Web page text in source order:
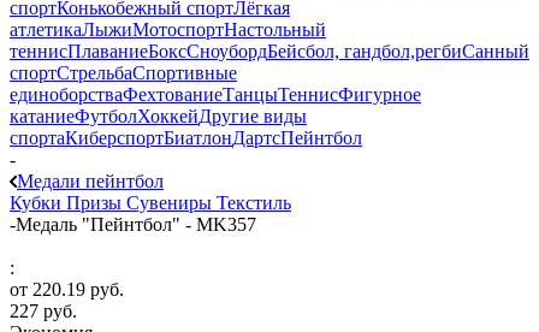
спортКонькобежный спортЛёгкая
атлетикаЛыжиМотоспортНастольный
теннисПлаваниеБоксСноубордБейсбол, гандбол,регбиСанный
спортСтрельбаСпортивные
единоборстваФехтованиеТанцыТеннисФигурное
катаниеФутболХоккейДругие виды
спортаКиберспортБиатлонДартсПейнтбол
-
Медали пейнтбол
Кубки Призы Сувениры Текстиль
-Медаль "Пейнтбол" - MK357
:
от 220.19 руб.
227 руб.